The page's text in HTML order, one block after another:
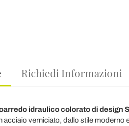
Richiedi Informazioni
idraulico colorato di design
acciaio verniciato, dallo stile